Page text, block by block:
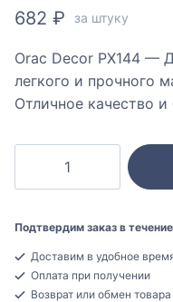
682 ₽ за штуку
Orac Decor PX144 —
легкого и прочного
Отличное качество и
Decor
Молдинг
декоративный
Подтвердим заказ в
Доставим в удобное
Оплата при получении
Возврат или обмен товара